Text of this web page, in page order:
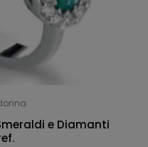
e Diamanti